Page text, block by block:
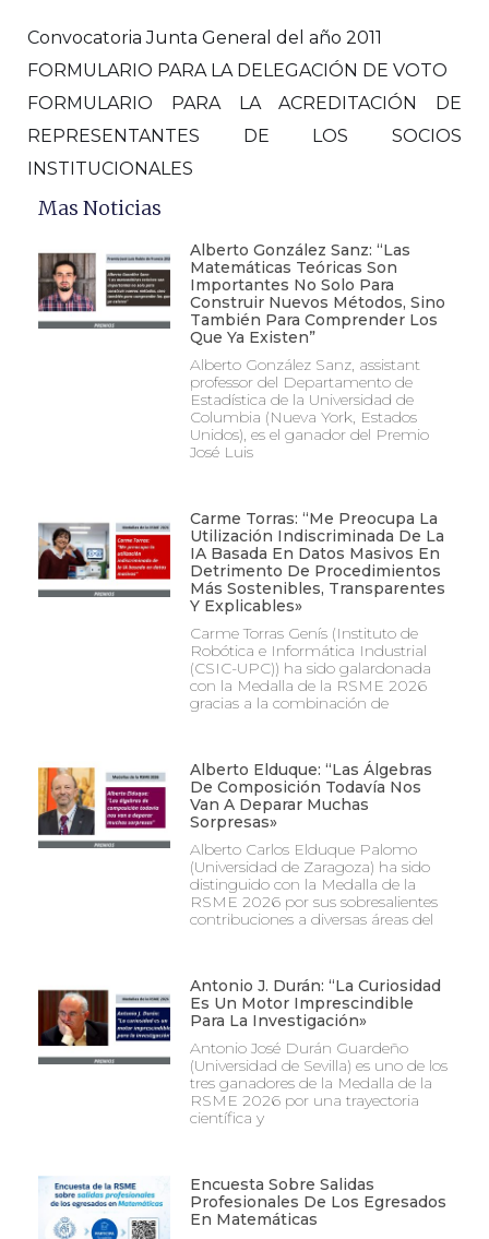
Convocatoria Junta General del año 2011
FORMULARIO PARA LA DELEGACIÓN DE VOTO
FORMULARIO PARA LA ACREDITACIÓN DE
REPRESENTANTES DE LOS SOCIOS
INSTITUCIONALES
Mas Noticias
Alberto González Sanz: “Las
Matemáticas Teóricas Son
Importantes No Solo Para
Construir Nuevos Métodos, Sino
También Para Comprender Los
Que Ya Existen”
Alberto González Sanz, assistant
professor del Departamento de
Estadística de la Universidad de
Columbia (Nueva York, Estados
Unidos), es el ganador del Premio
José Luis
Carme Torras: “Me Preocupa La
Utilización Indiscriminada De La
IA Basada En Datos Masivos En
Detrimento De Procedimientos
Más Sostenibles, Transparentes
Y Explicables»
Carme Torras Genís (Instituto de
Robótica e Informática Industrial
(CSIC-UPC)) ha sido galardonada
con la Medalla de la RSME 2026
gracias a la combinación de
Alberto Elduque: “Las Álgebras
De Composición Todavía Nos
Van A Deparar Muchas
Sorpresas»
Alberto Carlos Elduque Palomo
(Universidad de Zaragoza) ha sido
distinguido con la Medalla de la
RSME 2026 por sus sobresalientes
contribuciones a diversas áreas del
Antonio J. Durán: “La Curiosidad
Es Un Motor Imprescindible
Para La Investigación»
Antonio José Durán Guardeño
(Universidad de Sevilla) es uno de los
tres ganadores de la Medalla de la
RSME 2026 por una trayectoria
científica y
Encuesta Sobre Salidas
Profesionales De Los Egresados
En Matemáticas